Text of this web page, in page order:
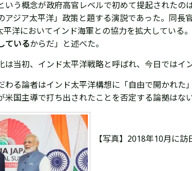
いう概念が政府高官レベルで初めて提起された
アジア太平洋」政策と題する演説であった。 同長
平洋においてインド海軍との協力を拡大している。
ているからだ」と述べた。
は当初、インド太平洋戦略と呼ばれ、今日ではイ
わる論者はインド太平洋構想に「自由で開かれ
米国主導で打ち出されたことを否定する論拠はない
【写真】2018年10月に